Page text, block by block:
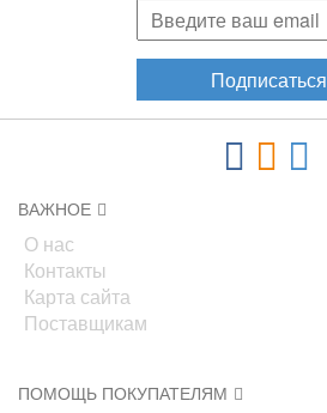
Подписаться
ВАЖНОЕ
О нас
Контакты
Карта сайта
Поставщикам
ПОМОЩЬ ПОКУПАТЕЛЯМ